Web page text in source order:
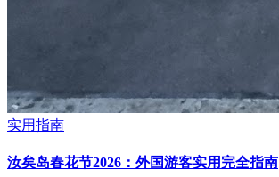
实用指南
汝矣岛春花节2026：外国游客实用完全指南